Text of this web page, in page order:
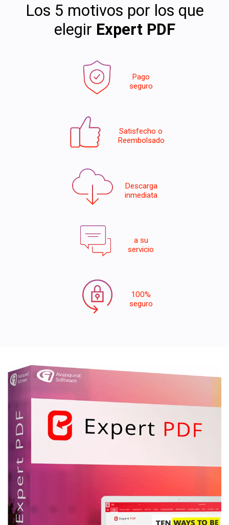
Los 5 motivos por los que
elegir Expert PDF
Pago
seguro
Satisfecho o
Reembolsado
Descarga
inmediata
a su
servicio
100%
seguro